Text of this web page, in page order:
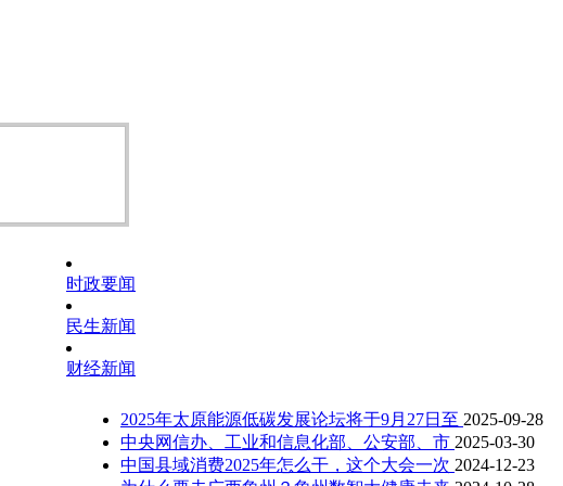
时政要闻
民生新闻
财经新闻
2025年太原能源低碳发展论坛将于9月27日至 2025-09-28
中央网信办、工业和信息化部、公安部、市 2025-03-30
中国县域消费2025年怎么干，这个大会一次 2024-12-23